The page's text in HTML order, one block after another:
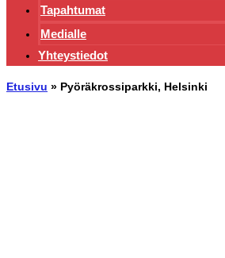
Tapahtumat
Medialle
Yhteystiedot
Etusivu » Pyöräkrossiparkki, Helsinki